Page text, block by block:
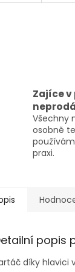
Zajíce
Všechny
osobně
praxi.
popis
díky hlavici